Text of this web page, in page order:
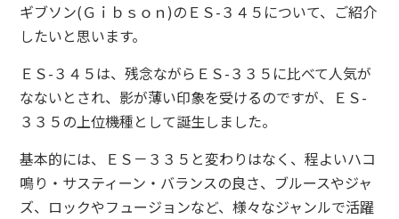
ギブソン(Ｇｉｂｓｏｎ)のＥＳ-３４５について、ご紹介
したいと思います。
ＥＳ-３４５は、残念ながらＥＳ-３３５に比べて人気が
なないとされ、影が薄い印象を受けるのですが、ＥＳ-
３３５の上位機種として誕生しました。
基本的には、ＥＳ－３３５と変わりはなく、程よいハコ
鳴り・サスティーン・バランスの良さ、ブルースやジャ
ズ、ロックやフュージョンなど、様々なジャンルで活躍